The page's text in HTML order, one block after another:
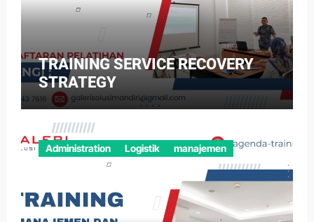
TRAINING SERVICE RECOVERY
STRATEGY
Administration Logistik manajemen